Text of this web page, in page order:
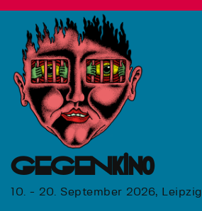
GEGENkino
10. - 20. September 2026, Leipzig